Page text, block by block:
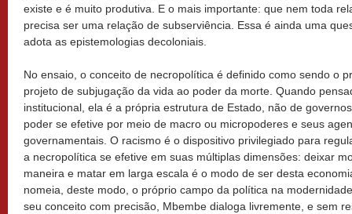
existe e é muito produtiva. E o mais importante: que nem toda
precisa ser uma relação de subserviência. Essa é ainda uma
adota as epistemologias decoloniais.
No ensaio, o conceito de necropolítica é definido como sendo o
projeto de subjugação da vida ao poder da morte. Quando
institucional, ela é a própria estrutura de Estado, não de
poder se efetive por meio de macro ou micropoderes e seus
governamentais. O racismo é o dispositivo privilegiado para
a necropolítica se efetive em suas múltiplas dimensões: deixar
maneira e matar em larga escala é o modo de ser desta
nomeia, deste modo, o próprio campo da política na
seu conceito com precisão, Mbembe dialoga livremente, e sem